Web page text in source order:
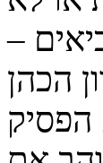
–
הכהן